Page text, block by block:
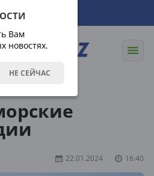
Вам
новостях.
НЕ СЕЙЧАС
22.01.2024 16:40